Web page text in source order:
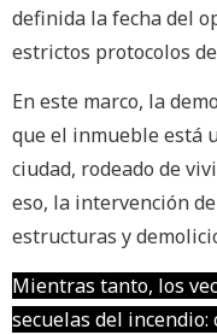
definida la fecha del
estrictos protocolos
En este marco, la
que el inmueble está
ciudad, rodeado de
eso, la intervención
estructuras y
Mientras tanto, los
secuelas del incendio: